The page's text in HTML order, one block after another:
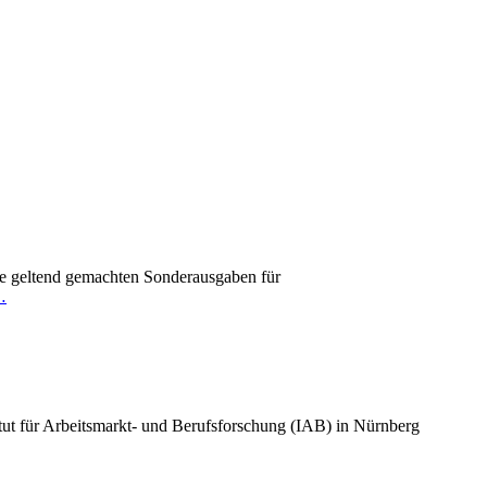
gemachten Sonderausgaben für
für Arbeitsmarkt- und Berufsforschung (IAB) in Nürnberg